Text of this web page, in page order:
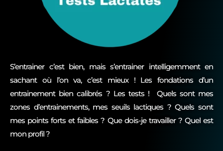
S’entrainer c’est bien, mais s’entrainer intelligemment en
sachant où l’on va, c’est mieux ! Les fondations d’un
entrainement bien calibrés ? Les tests ! Quels sont mes
zones d’entrainements, mes seuils lactiques ? Quels sont
mes points forts et faibles ? Que dois-je travailler ? Quel est
mon profil ?